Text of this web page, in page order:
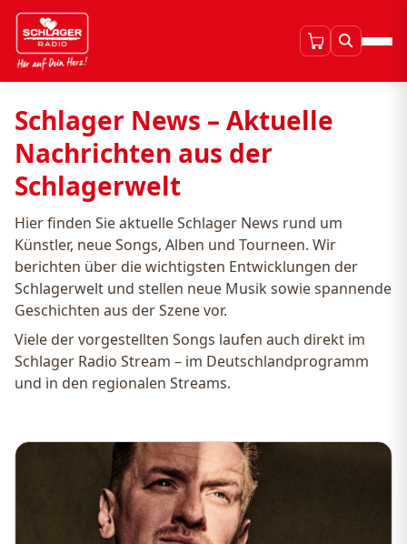
Schlager News – Aktuelle
Nachrichten aus der
Schlagerwelt
Hier finden Sie aktuelle Schlager News rund um
Künstler, neue Songs, Alben und Tourneen. Wir
berichten über die wichtigsten Entwicklungen der
Schlagerwelt und stellen neue Musik sowie spannende
Geschichten aus der Szene vor.
Viele der vorgestellten Songs laufen auch direkt im
Schlager Radio Stream – im Deutschlandprogramm
und in den regionalen Streams.